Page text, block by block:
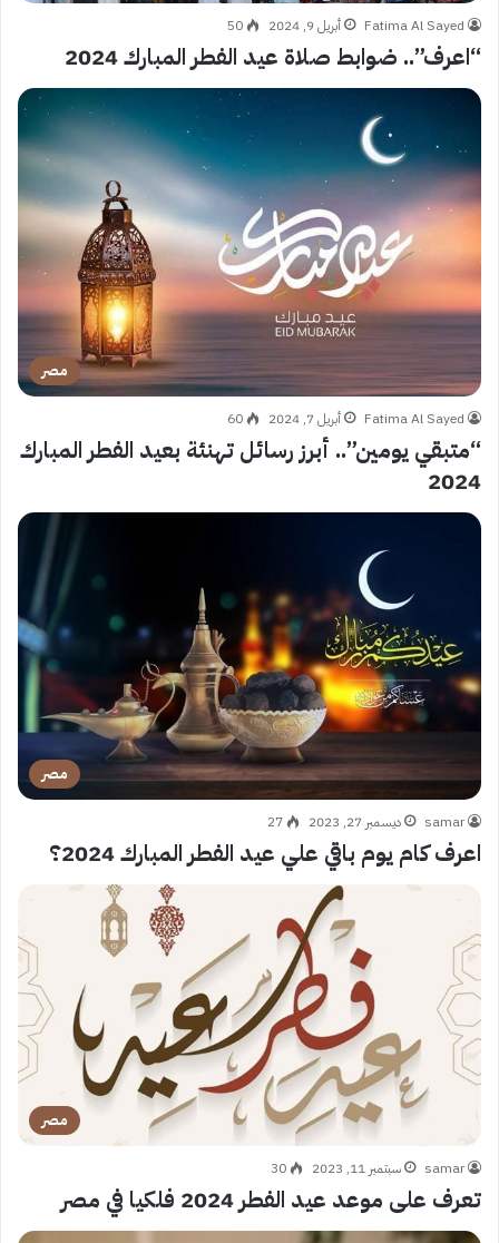
Fatima Al Sayed أبريل 9, 2024 50
“اعرف”.. ضوابط صلاة عيد الفطر المبارك 2024
مصر
Fatima Al Sayed أبريل 7, 2024 60
“متبقي يومين”.. أبرز رسائل تهنئة بعيد الفطر المبارك
2024
مصر
samar ديسمبر 27, 2023 27
اعرف كام يوم باقي علي عيد الفطر المبارك 2024؟
مصر
samar سبتمبر 11, 2023 30
تعرف على موعد عيد الفطر 2024 فلكيا في مصر